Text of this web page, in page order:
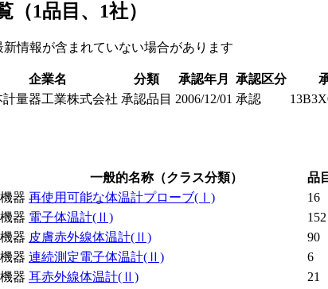
（1品目、1社）
情報が含まれていない場合があります
企業名 分類 承認年月 承認区分
計量器工業株式会社 承認品目 2006/12/01 承認
一般的名称（クラス分類） 品
器 再使用可能な体温計プローブ(Ⅰ) 16
器 電子体温計(Ⅱ) 152
器 皮膚赤外線体温計(Ⅱ) 90
器 連続測定電子体温計(Ⅱ) 6
器 耳赤外線体温計(Ⅱ) 21